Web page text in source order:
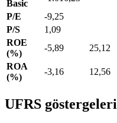
Basic
P/E
-9,25
P/S
1,09
ROE
(%)
-5,89 25,12
ROA
(%)
-3,16 12,56
UFRS göstergeleri